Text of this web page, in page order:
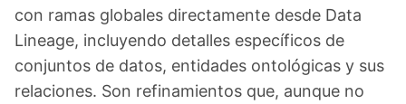
con ramas globales directamente desde Data
Lineage, incluyendo detalles específicos de
conjuntos de datos, entidades ontológicas y sus
relaciones. Son refinamientos que, aunque no